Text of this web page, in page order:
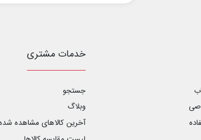
خدمات مشتری
جستجو
وبلاگ
آخرین کالاهای مشاهده